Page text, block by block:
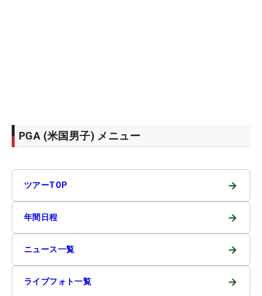
PGA (米国男子) メニュー
ツアーTOP →
年間日程 →
ニュース一覧 →
ライブフォト一覧 →